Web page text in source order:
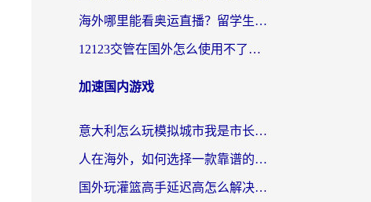
海外哪里能看奥运直播？留学生&海外华人必看的体育赛事观赛终极指南
12123交管在国外怎么使用不了？海外华人必看的无缝访问国内资源指南
加速国内游戏
意大利怎么玩模拟城市我是市长？海外党国服游戏加速终极攻略（附三国3量子特攻解决办法）
人在海外，如何选择一款靠谱的玩剑灵2加速器？
国外玩灌篮高手延迟高怎么解决？海外玩家国服游戏加速终极指南